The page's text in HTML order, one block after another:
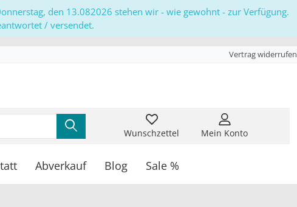
den 13.082026 stehen wir - wie gewohnt - zur Verfügung.
/ versendet.
Vertrag widerrufen
Wunschzettel Mein Konto
Abverkauf Blog Sale %